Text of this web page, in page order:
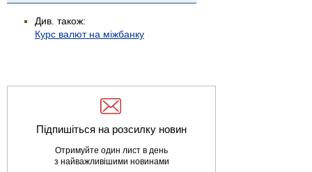
Див. також:
Курс валют на міжбанку
Підпишіться на розсилку новин
Отримуйте один лист в день
з найважливішими новинами